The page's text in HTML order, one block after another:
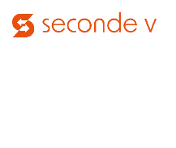
Se rendre au contenu